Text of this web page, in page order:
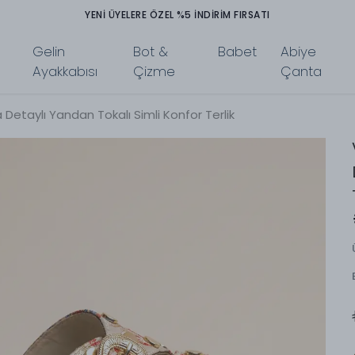
YENİ ÜYELERE ÖZEL %5 İNDİRİM FIRSATI
Gelin
Ayakkabısı
Bot &
Çizme
Babet
Abiye
Çanta
Yandan Tokalı Simli Konfor Terlik